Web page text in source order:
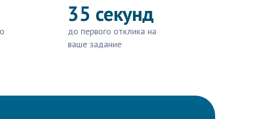
35 секунд
до первого отклика на
ваше задание